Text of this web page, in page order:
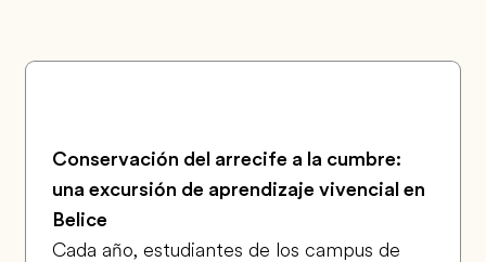
Conservación del arrecife a la cumbre:
una excursión de aprendizaje vivencial en
Belice
Cada año, estudiantes de los campus de